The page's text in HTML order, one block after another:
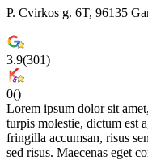
P. Cvirkos g. 6T, 96135
3.9(301)
0()
Lorem ipsum dolor sit
turpis molestie, dictum est
fringilla accumsan, risus
sed risus. Maecenas eget